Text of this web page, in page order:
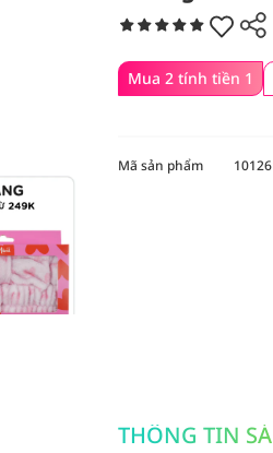
Mua 2 tính tiền 1
Mã sản phẩm
THÔNG TIN